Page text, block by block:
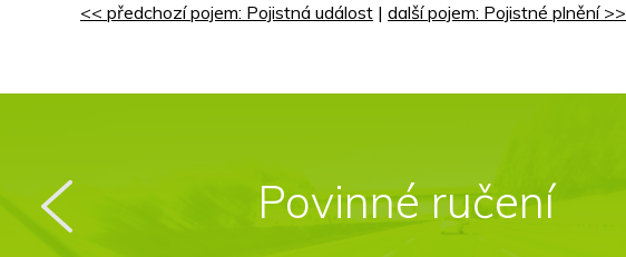
<< předchozí pojem: Pojistná událost | další pojem: Pojistné plnění >>
Povinné ručení
Cestovní pojištění